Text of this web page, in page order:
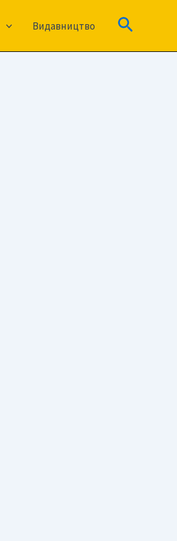
Видавництво Пошук